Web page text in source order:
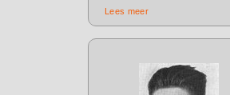
Lees meer